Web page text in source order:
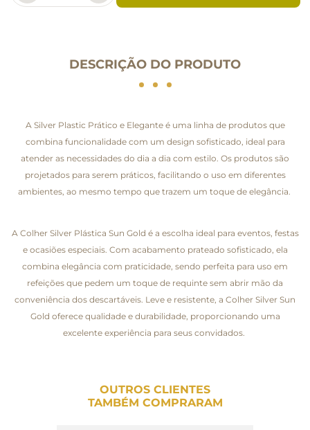
DESCRIÇÃO DO PRODUTO
A Silver Plastic Prático e Elegante é uma linha de produtos que
combina funcionalidade com um design sofisticado, ideal para
atender as necessidades do dia a dia com estilo. Os produtos são
projetados para serem práticos, facilitando o uso em diferentes
ambientes, ao mesmo tempo que trazem um toque de elegância.
A Colher Silver Plástica Sun Gold é a escolha ideal para eventos, festas
e ocasiões especiais. Com acabamento prateado sofisticado, ela
combina elegância com praticidade, sendo perfeita para uso em
refeições que pedem um toque de requinte sem abrir mão da
conveniência dos descartáveis. Leve e resistente, a Colher Silver Sun
Gold oferece qualidade e durabilidade, proporcionando uma
excelente experiência para seus convidados.
OUTROS CLIENTES
TAMBÉM COMPRARAM